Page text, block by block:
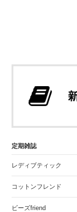
定期雑誌
レディブティック
コットンフレンド
ビーズfriend